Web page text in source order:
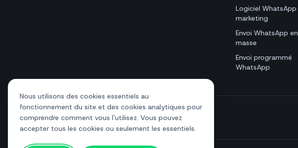
Nous utilisons des cookies essentiels au
fonctionnement du site et des cookies analytiques pour
comprendre comment vous l'utilisez. Vous pouvez
accepter tous les cookies ou seulement les essentiels.
Logiciel WhatsApp
marketing
Envoi WhatsApp en
masse
Envoi programmé
WhatsApp
+39 081 544 7792info@sendapp.live